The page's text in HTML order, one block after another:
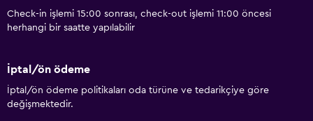
Check-in işlemi 15:00 sonrası, check-out işlemi 11:00 öncesi
herhangi bir saatte yapılabilir
İptal/ön ödeme
İptal/ön ödeme politikaları oda türüne ve tedarikçiye göre
değişmektedir.